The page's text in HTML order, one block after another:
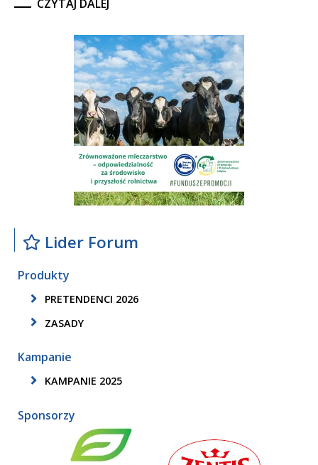
CZYTAJ DALEJ
Lider Forum
Produkty
PRETENDENCI 2026
ZASADY
Kampanie
KAMPANIE 2025
Sponsorzy